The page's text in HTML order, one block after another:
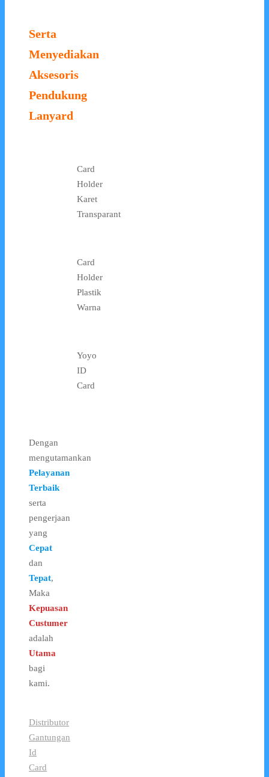
Serta
Menyediakan
Aksesoris
Pendukung
Lanyard
Card
Holder
Karet
Transparant
Card
Holder
Plastik
Warna
Yoyo
ID
Card
Dengan
mengutamankan
Pelayanan
Terbaik
serta
pengerjaan
yang
Cepat
dan
Tepat,
Maka
Kepuasan
Custumer
adalah
Utama
bagi
kami.
Distributor
Gantungan
Id
Card